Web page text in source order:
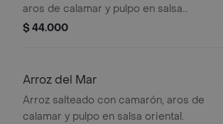
aros de calamar y pulpo en salsa
oriental, decorados con chip de
$ 44.000
Arroz del Mar
Arroz salteado con camarón, aros de
calamar y pulpo en salsa oriental.